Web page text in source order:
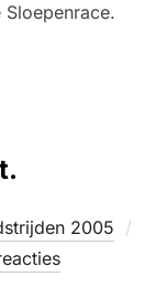
2005